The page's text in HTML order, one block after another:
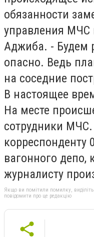
обязанности
управления МЧС
Аджиба. - Будем
опасно. Ведь
на соседние
В настоящее
На месте
сотрудники МЧС.
корреспонденту
вагонного депо,
журналисту
Якщо ви помітили помилку, виділіть
повідомити про це редакцію